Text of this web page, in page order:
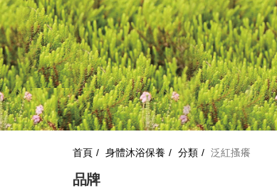
首頁 身體沐浴保養 分類 泛紅搔癢
品牌